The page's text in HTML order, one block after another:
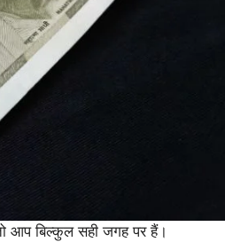
आप बिल्कुल सही जगह पर हैं।